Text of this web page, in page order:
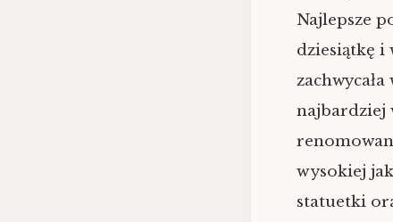
Najlepsze
dziesiątkę i
najbardziej
wysokiej
statuetki